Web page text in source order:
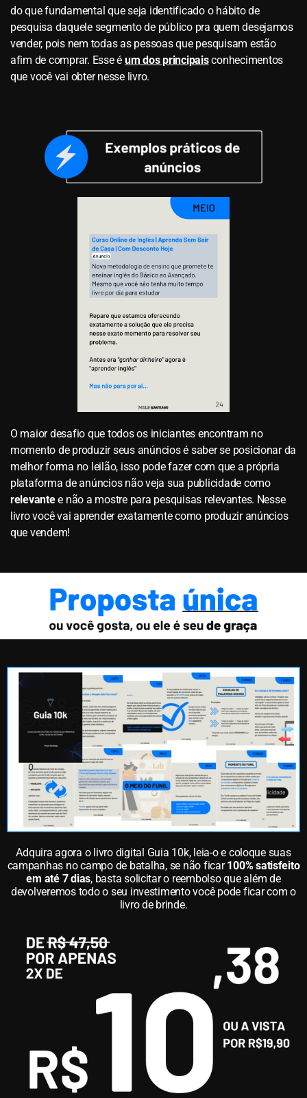
do que fundamental que seja identificado o hábito de
pesquisa daquele segmento de público pra quem desejamos
vender, pois nem todas as pessoas que pesquisam estão
afim de comprar. Esse é um dos principaisconhecimentos
que você vai obter nesse livro.
O maior desafio que todos os iniciantes encontram no
momento de produzir seus anúncios é saber se posicionar da
melhor forma no leilão, isso pode fazer com que a própria
plataforma de anúncios não veja sua publicidade como
relevantee não a mostre para pesquisas relevantes. Nesse
livro você vai aprender exatamente como produzir anúncios
que vendem!
Adquira agora o livro digital Guia 10k, leia-o e coloque suas
campanhas no campo de batalha, se não ficar100% satisfeito
em até 7 dias, basta solicitar o reembolso que além de
devolveremos todo o seu investimento você pode ficar com o
livro de brinde.